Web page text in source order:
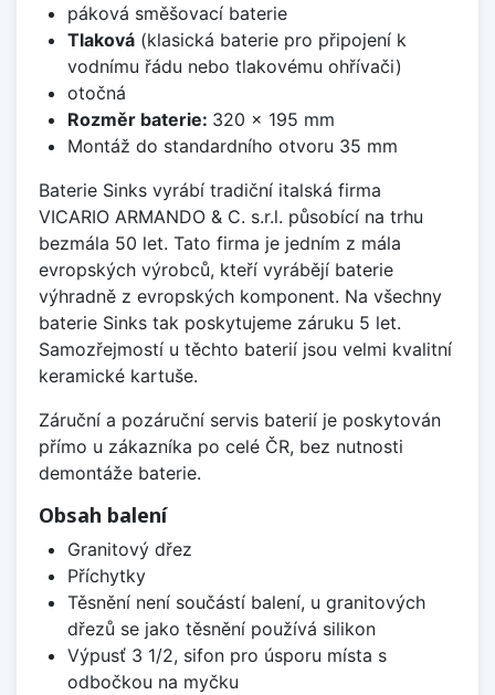
páková směšovací baterie
Tlaková(klasická baterie pro připojení k
vodnímu řádu nebo tlakovému ohřívači)
otočná
Rozměr baterie: 320 x 195 mm
Montáž do standardního otvoru 35 mm
Baterie Sinks vyrábí tradiční italská firma
VICARIO ARMANDO & C. s.r.l. působící na trhu
bezmála 50 let. Tato firma je jedním z mála
evropských výrobců, kteří vyrábějí baterie
výhradně z evropských komponent. Na všechny
baterie Sinks tak poskytujeme záruku 5 let.
Samozřejmostí u těchto baterií jsou velmi kvalitní
keramické kartuše.
Záruční a pozáruční servis baterií je poskytován
přímo u zákazníka po celé ČR, bez nutnosti
demontáže baterie.
Obsah balení
Granitový dřez
Příchytky
Těsnění není součástí balení, u granitových
dřezů se jako těsnění používá silikon
Výpusť 3 1/2, sifon pro úsporu místa s
odbočkou na myčku